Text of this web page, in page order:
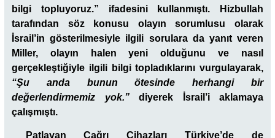
bilgi topluyoruz.” ifadesini kullanmıştı. Hizbullah
tarafından söz konusu olayın sorumlusu olarak
İsrail’in gösterilmesiyle ilgili sorulara da yanıt veren
Miller, olayın halen yeni olduğunu ve nasıl
gerçekleştiğiyle ilgili bilgi topladıklarını vurgulayarak,
“Şu anda bunun ötesinde herhangi bir
değerlendirmemiz yok.”diyerek İsrail’i aklamaya
çalışmıştı.
Patlayan Çağrı Cihazları Türkiye’de de